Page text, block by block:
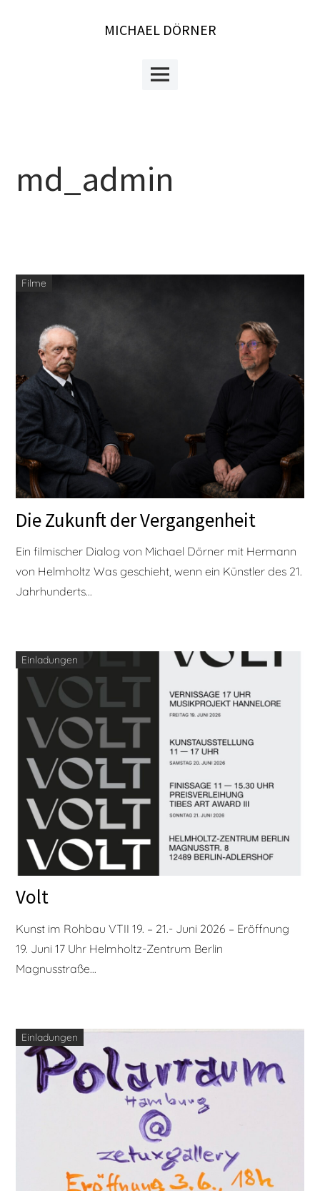
MICHAEL DÖRNER
Main
Menu
md_admin
Filme
Die Zukunft der Vergangenheit
Ein filmischer Dialog von Michael Dörner mit Hermann
von Helmholtz Was geschieht, wenn ein Künstler des 21.
Jahrhunderts...
Einladungen
Volt
Kunst im Rohbau VTII 19. – 21.- Juni 2026 – Eröffnung
19. Juni 17 Uhr Helmholtz-Zentrum Berlin
Magnusstraße...
Einladungen